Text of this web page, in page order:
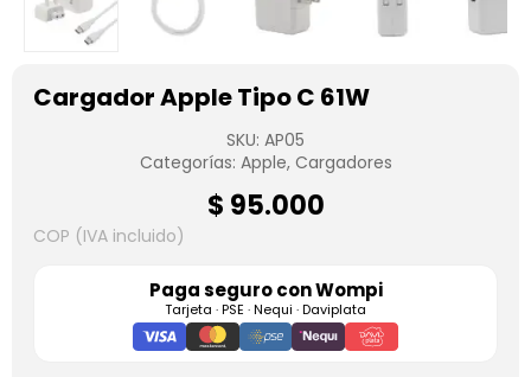
Cargador Apple Tipo C 61W
SKU: AP05
Categorías: Apple, Cargadores
$ 95.000
COP (IVA incluido)
Paga seguro conWompi
Tarjeta · PSE · Nequi · Daviplata